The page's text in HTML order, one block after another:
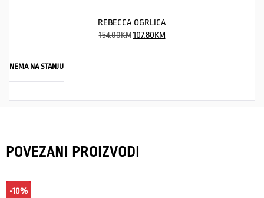
REBECCA OGRLICA
154.00KM 107.80KM
NEMA NA STANJU
POVEZANI PROIZVODI
-10%